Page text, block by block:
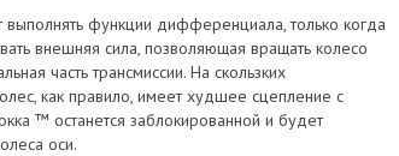
выполнять функции дифференциала, только когда
внешняя сила, позволяющая вращать колесо
часть трансмиссии. На скользких
как правило, имеет худшее сцепление с
™ останется заблокированной и будет
оси.